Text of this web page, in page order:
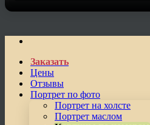
Заказать
Цены
Отзывы
Портрет по фото
Портрет на холсте
Портрет маслом